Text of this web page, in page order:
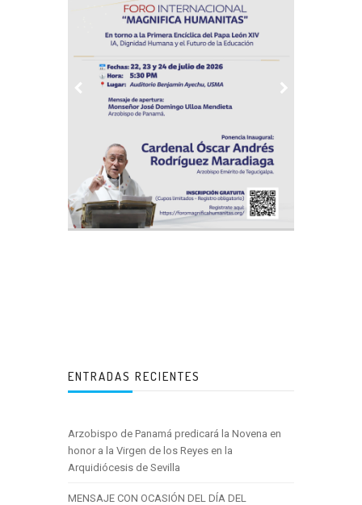
ENTRADAS RECIENTES
Arzobispo de Panamá predicará la Novena en
honor a la Virgen de los Reyes en la
Arquidiócesis de Sevilla
MENSAJE CON OCASIÓN DEL DÍA DEL